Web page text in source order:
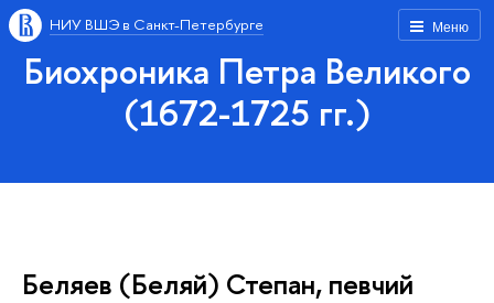
Меню
НИУ ВШЭ в Санкт-Петербурге
Биохроника Петра Великого
(1672-1725 гг.)
Беляев (Беляй) Степан, певчий